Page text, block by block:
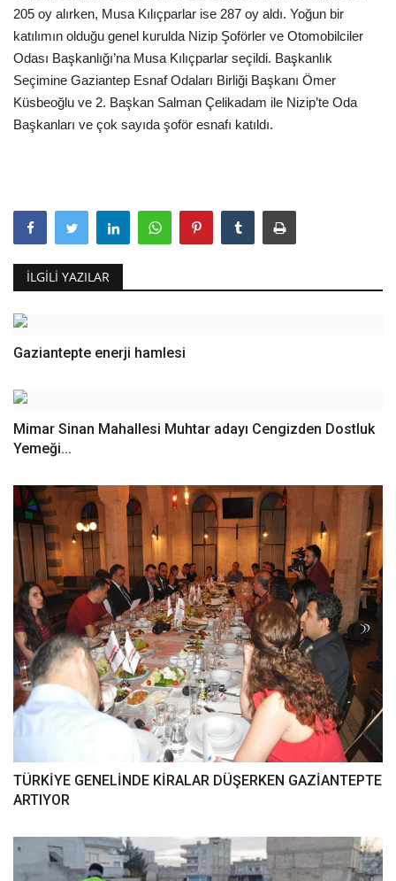
205 oy alırken, Musa Kılıçparlar ise 287 oy aldı. Yoğun bir
katılımın olduğu genel kurulda Nizip Şoförler ve Otomobilciler
Odası Başkanlığı’na Musa Kılıçparlar seçildi. Başkanlık
Seçimine Gaziantep Esnaf Odaları Birliği Başkanı Ömer
Küsbeoğlu ve 2. Başkan Salman Çelikadam ile Nizip’te Oda
Başkanları ve çok sayıda şoför esnafı katıldı.
İLGILI YAZILAR
Gaziantepte enerji hamlesi
Mimar Sinan Mahallesi Muhtar adayı Cengizden Dostluk
Yemeği...
TÜRKİYE GENELİNDE KİRALAR DÜŞERKEN GAZİANTEPTE
ARTIYOR